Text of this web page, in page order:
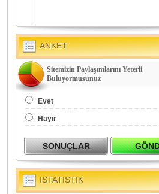
ANKET
Sitemizin Paylaşımlarını Yeterli
Buluyormusunuz
Evet
Hayır
ISTATISTIK